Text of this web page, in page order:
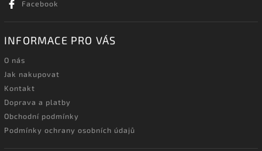
Facebook
INFORMACE PRO VÁS
O nás
Jak nakupovat
Kontakt
Doprava a platby
Obchodní podmínky
Podmínky ochrany osobních údajů